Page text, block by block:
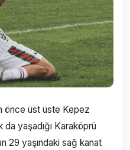
önce üst üste Kepez
yaşadığı Karaköprü
29 yaşındaki sağ kanat